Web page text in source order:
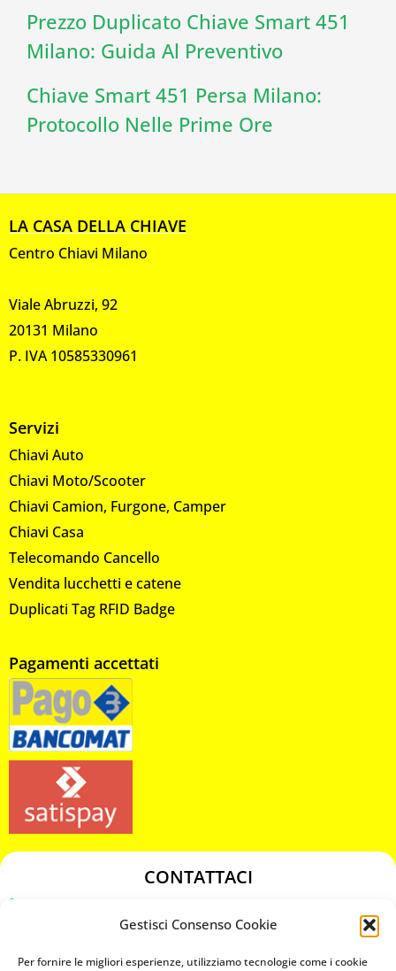
Gestisci Consenso Cookie
Per fornire le migliori esperienze, utilizziamo tecnologie come i cookie
Prezzo Duplicato Chiave Smart 451
Milano: Guida Al Preventivo
Chiave Smart 451 Persa Milano:
Protocollo Nelle Prime Ore
LA CASA DELLA CHIAVE
Centro Chiavi Milano
Viale Abruzzi, 92
20131 Milano
P. IVA 10585330961
Servizi
Chiavi Auto
Chiavi Moto/Scooter
Chiavi Camion, Furgone, Camper
Chiavi Casa
Telecomando Cancello
Vendita lucchetti e catene
Duplicati Tag RFID Badge
Pagamenti accettati
CONTATTACI
chiavicodificate@gmail.com